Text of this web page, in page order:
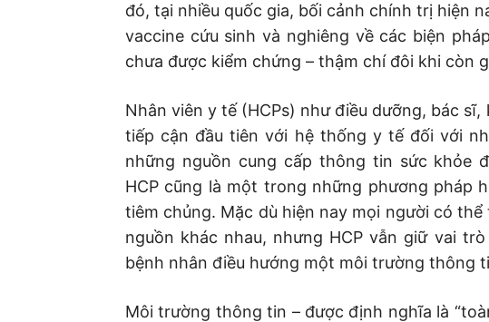
đó, tại nhiều quốc gia, bối cảnh chính trị hiện
vaccine cứu sinh và nghiêng về các biện
chưa được kiểm chứng – thậm chí đôi khi còn
Nhân viên y tế (HCPs) như điều dưỡng, bác
tiếp cận đầu tiên với hệ thống y tế đối với
những nguồn cung cấp thông tin sức khỏe
HCP cũng là một trong những phương pháp
tiêm chủng. Mặc dù hiện nay mọi người có
nguồn khác nhau, nhưng HCP vẫn giữ vai
bệnh nhân điều hướng một môi trường thông
Môi trường thông tin – được định nghĩa là